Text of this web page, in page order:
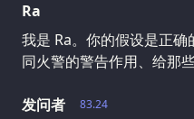
Ra
我是 Ra。你的假设是正
同火警的警告作用、给那
83.24
发问者